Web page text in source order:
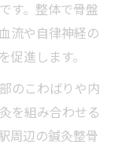
す。整体で骨盤
流や自律神経の
進します。
のこわばりや内
を組み合わせる
周辺の鍼灸整骨